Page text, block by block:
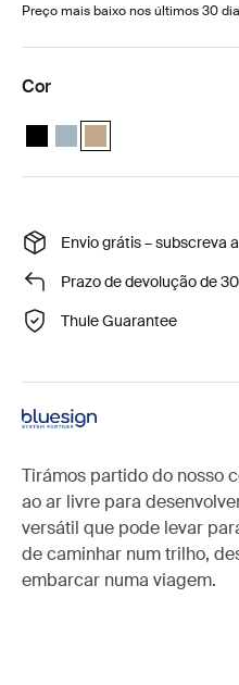
Preço mais baixo nos últimos 30
Cor
Thule AllTrail Hydration Pack
Thule AllTrail Hydration
Thule AllTrail
Envio grátis – subscreva
Prazo de devolução de
Thule Guarantee
Tirámos partido do nosso
ao ar livre para
versátil que pode levar
de caminhar num trilho,
embarcar numa viagem.